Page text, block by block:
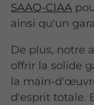
SAAQ-CIAA
ainsi qu'un
De plus, notre
offrir la solide
la main-
d'esprit totale.